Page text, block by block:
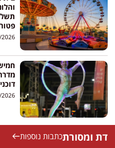
פטור
דת ומסורתכתבות נוספות